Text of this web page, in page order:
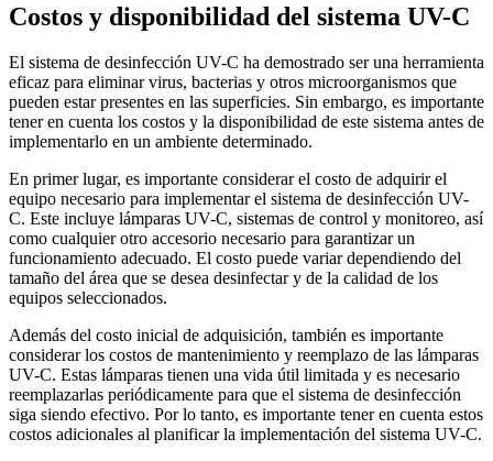
Costos y disponibilidad del sistema UV-C
El sistema de desinfección UV-C ha demostrado ser una herramienta
eficaz para eliminar virus, bacterias y otros microorganismos que
pueden estar presentes en las superficies. Sin embargo, es importante
tener en cuenta los costos y la disponibilidad de este sistema antes de
implementarlo en un ambiente determinado.
En primer lugar, es importante considerar el costo de adquirir el
equipo necesario para implementar el sistema de desinfección UV-
C. Este incluye lámparas UV-C, sistemas de control y monitoreo, así
como cualquier otro accesorio necesario para garantizar un
funcionamiento adecuado. El costo puede variar dependiendo del
tamaño del área que se desea desinfectar y de la calidad de los
equipos seleccionados.
Además del costo inicial de adquisición, también es importante
considerar los costos de mantenimiento y reemplazo de las lámparas
UV-C. Estas lámparas tienen una vida útil limitada y es necesario
reemplazarlas periódicamente para que el sistema de desinfección
siga siendo efectivo. Por lo tanto, es importante tener en cuenta estos
costos adicionales al planificar la implementación del sistema UV-C.